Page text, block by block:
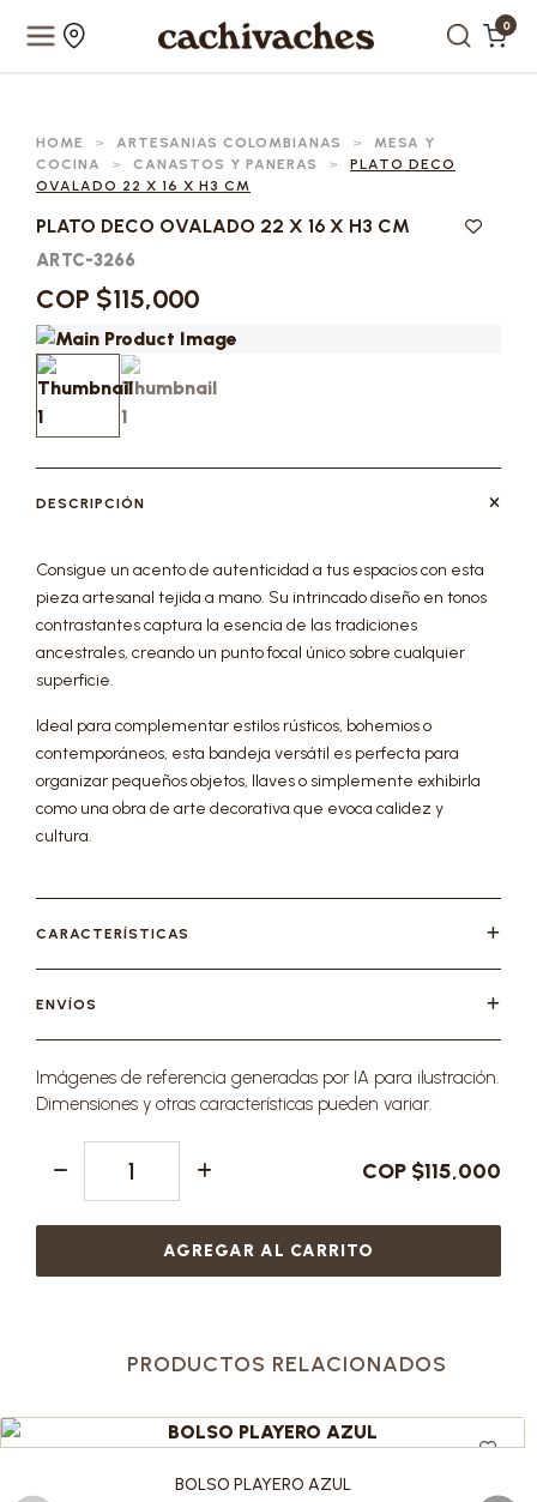
0
HOME > ARTESANIAS COLOMBIANAS >
MESA Y
COCINA
> CANASTOS Y PANERAS >
PLATO DECO
OVALADO 22 X 16 X H3 CM
PLATO DECO OVALADO 22 X 16 X H3 CM
ARTC-3266
COP $115,000
DESCRIPCIÓN
Consigue un acento de autenticidad a tus espacios con esta
pieza artesanal tejida a mano. Su intrincado diseño en tonos
contrastantes captura la esencia de las tradiciones
ancestrales, creando un punto focal único sobre cualquier
superficie.
Ideal para complementar estilos rústicos, bohemios o
contemporáneos, esta bandeja versátil es perfecta para
organizar pequeños objetos, llaves o simplemente exhibirla
como una obra de arte decorativa que evoca calidez y
cultura.
CARACTERÍSTICAS
ENVÍOS
Imágenes de referencia generadas por IA para ilustración.
Dimensiones y otras características pueden variar.
COP $115,000
AGREGAR AL CARRITO
PRODUCTOS RELACIONADOS
BOLSO PLAYERO AZUL